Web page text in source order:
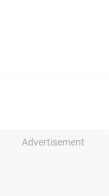
Advertisement